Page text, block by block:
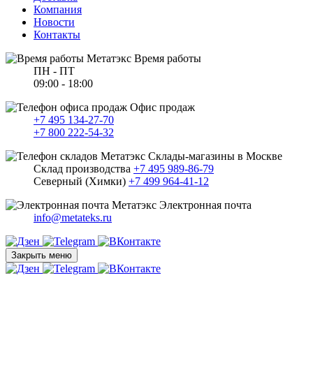
Компания
Новости
Контакты
Время работы
ПН - ПТ
09:00 - 18:00
Офис продаж
+7 495 134-27-70
+7 800 222-54-32
Склады-магазины в Москве
Склад производства +7 495 989-86-79
Северный (Химки) +7 499 964-41-12
Электронная почта
info@metateks.ru
Закрыть меню